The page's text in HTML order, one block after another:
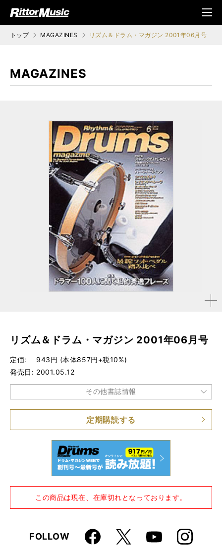
ジック (Rittor Musi
メニ
ュ
トップ MAGAZINES リズム＆ドラム・マガジン 2001年06月号
MAGAZINES
拡大す
リズム＆ドラム・マガジン 2001年06月号
定価
943円 (本体857円+税10%)
発売日
2001.05.12
その他書誌情報
A4変形判 / 156ページ
定期購読する
この商品は現在、在庫切れとなっております。
FOLLOWFaceboo
k
X Youtube Instagra
m